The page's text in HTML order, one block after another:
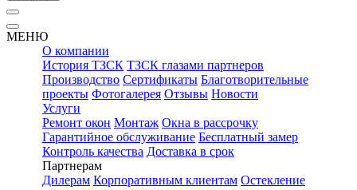
МЕНЮ
О компании
История ТЗСК ТЗСК глазами партнеров
Производство Сертификаты Благотворительные
проекты Фотогалерея Отзывы Новости
Услуги
Ремонт окон Монтаж Окна в рассрочку
Гарантийное обслуживание Бесплатный замер
Контроль качества Доставка в срок
Партнерам
Дилерам Корпоративным клиентам Остекление